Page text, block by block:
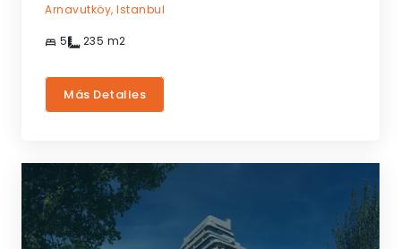
Arnavutköy, Istanbul
5 235 m2
Más Detalles